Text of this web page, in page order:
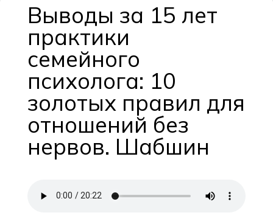
Выводы за 15 лет
практики
семейного
психолога: 10
золотых правил для
отношений без
нервов. Шабшин